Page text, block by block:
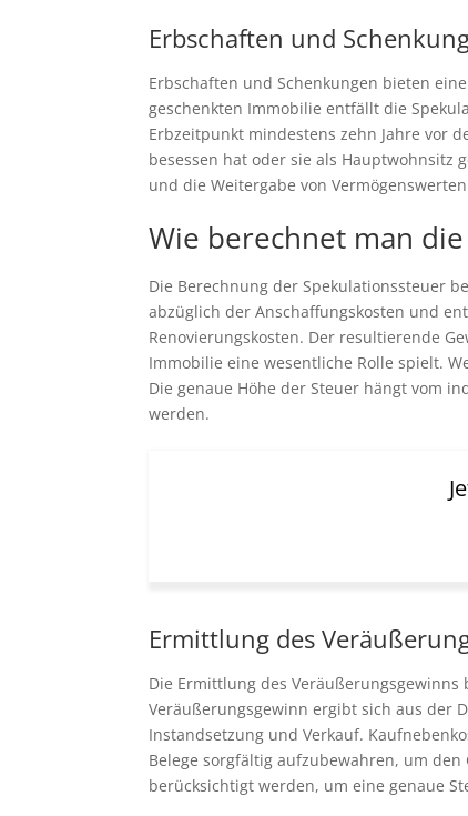
Erbschaften und
Erbschaften und Schenkungen bieten
geschenkten Immobilie entfällt die
Erbzeitpunkt mindestens zehn Jahre vor
besessen hat oder sie als Hauptwohnsitz
und die Weitergabe von
Wie berechnet man
Die Berechnung der Spekulationssteuer
abzüglich der Anschaffungskosten und
Renovierungskosten. Der resultierende
Immobilie eine wesentliche Rolle spielt.
Die genaue Höhe der Steuer hängt vom
werden.
Ermittlung des
Die Ermittlung des
Veräußerungsgewinn ergibt sich aus der
Instandsetzung und Verkauf.
Belege sorgfältig aufzubewahren, um
berücksichtigt werden, um eine genaue